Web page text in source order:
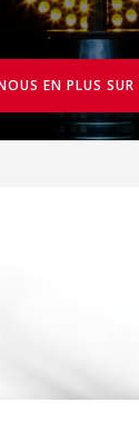
EN PLUS SUR